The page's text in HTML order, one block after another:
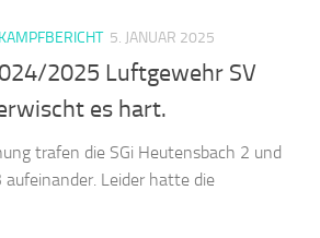
5. JANUAR 2025
2025 Luftgewehr SV
es hart.
trafen die SGi Heutensbach 2 und
Leider hatte die